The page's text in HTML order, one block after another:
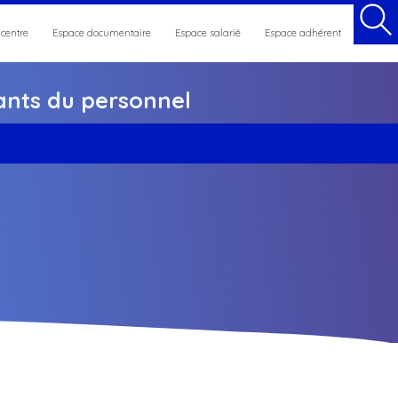
Espace documentaire Espace salarié Espace adhérent
du personnel